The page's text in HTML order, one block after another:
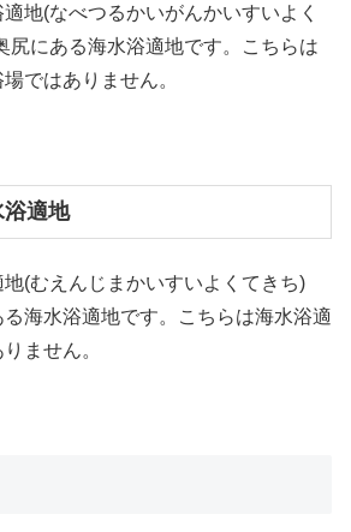
地(なべつるかいがんかいすいよく
尻にある海水浴適地です。こちらは
ではありません。
適地
(むえんじまかいすいよくてきち)
海水浴適地です。こちらは海水浴適
ません。